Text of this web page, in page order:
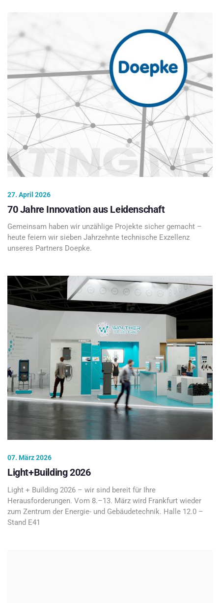
27. April 2026
70 Jahre Innovation aus Leidenschaft
Gemeinsam haben wir unzählige Projekte sicher gemacht –
heute feiern wir sieben Jahrzehnte technische Exzellenz
unseres Partners Doepke.
07. März 2026
Light+Building 2026
Light + Building 2026 – wir sind bereit für Ihre
Herausforderungen. Vom 8.–13. März wird Frankfurt wieder
zum Zentrum der Energie- und Gebäudetechnik. Halle 12.0 –
Stand E41